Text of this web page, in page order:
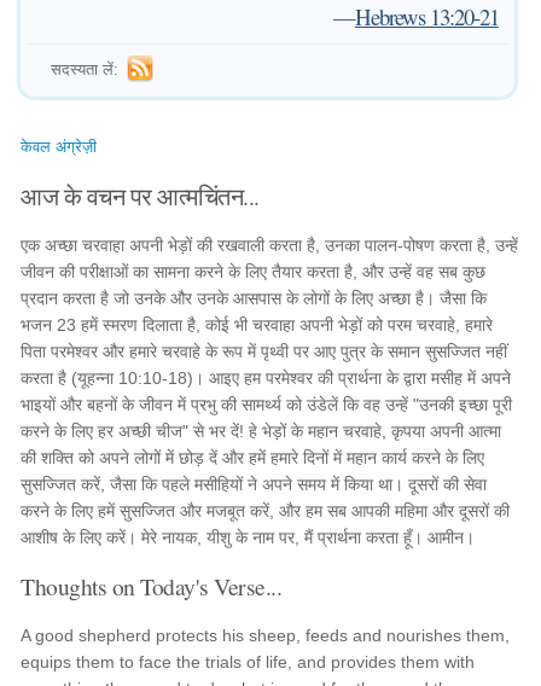
—Hebrews 13:20-21
सदस्यता लें:
केवल अंग्रेज़ी
आज के वचन पर आत्मचिंतन...
एक अच्छा चरवाहा अपनी भेड़ों की रखवाली करता है, उनका पालन-पोषण करता है, उन्हें
जीवन की परीक्षाओं का सामना करने के लिए तैयार करता है, और उन्हें वह सब कुछ
प्रदान करता है जो उनके और उनके आसपास के लोगों के लिए अच्छा है। जैसा कि
भजन 23 हमें स्मरण दिलाता है, कोई भी चरवाहा अपनी भेड़ों को परम चरवाहे, हमारे
पिता परमेश्वर और हमारे चरवाहे के रूप में पृथ्वी पर आए पुत्र के समान सुसज्जित नहीं
करता है (यूहन्ना 10:10-18)। आइए हम परमेश्वर की प्रार्थना के द्वारा मसीह में अपने
भाइयों और बहनों के जीवन में प्रभु की सामर्थ्य को उंडेलें कि वह उन्हें "उनकी इच्छा पूरी
करने के लिए हर अच्छी चीज" से भर दें! हे भेड़ों के महान चरवाहे, कृपया अपनी आत्मा
की शक्ति को अपने लोगों में छोड़ दें और हमें हमारे दिनों में महान कार्य करने के लिए
सुसज्जित करें, जैसा कि पहले मसीहियों ने अपने समय में किया था। दूसरों की सेवा
करने के लिए हमें सुसज्जित और मजबूत करें, और हम सब आपकी महिमा और दूसरों की
आशीष के लिए करें। मेरे नायक, यीशु के नाम पर, मैं प्रार्थना करता हूँ। आमीन।
Thoughts on Today's Verse...
A good shepherd protects his sheep, feeds and nourishes them,
equips them to face the trials of life, and provides them with